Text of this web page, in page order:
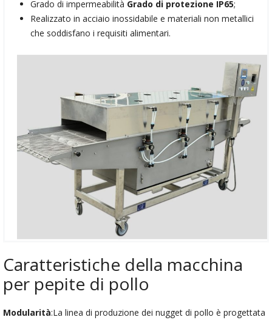
Grado di impermeabilità Grado di protezione IP65;
Realizzato in acciaio inossidabile e materiali non metallici
che soddisfano i requisiti alimentari.
Caratteristiche della macchina
per pepite di pollo
Modularità:La linea di produzione dei nugget di pollo è progettata